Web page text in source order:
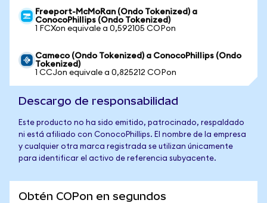
Freeport-McMoRan (Ondo Tokenized) a
ConocoPhillips (Ondo Tokenized)
1 FCXon equivale a 0,592105 COPon
Cameco (Ondo Tokenized) a ConocoPhillips (Ondo
Tokenized)
1 CCJon equivale a 0,825212 COPon
Descargo de responsabilidad
Este producto no ha sido emitido, patrocinado, respaldado
ni está afiliado con ConocoPhillips. El nombre de la empresa
y cualquier otra marca registrada se utilizan únicamente
para identificar el activo de referencia subyacente.
Obtén COPon en segundos